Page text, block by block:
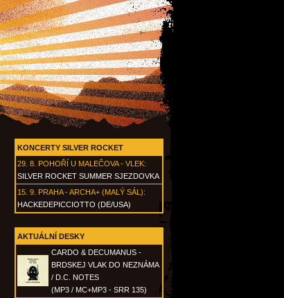
KONCERTY SILVER ROCKET
29. 8. POHOŘÍ U MALEČOVA - VLEK:
SILVER ROCKET SUMMER SJEZDOVKA
15. 9. PRAHA - ARCHA+ (MALÝ SÁL):
HACKEDEPICCIOTTO (DE/USA)
AKTUÁLNÍ DESKY
CARDO & DECUMANUS -
BRDSKEJ VLAK DO NEZNÁMA
/ D.C. NOTES
(MP3 / MC+MP3 - SRR 135)